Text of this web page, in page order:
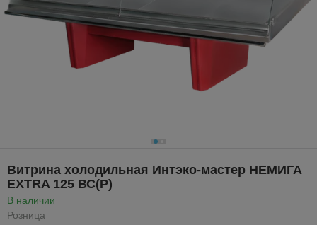
Витрина холодильная Интэко-мастер НЕМИГА
EXTRA 125 ВС(Р)
В наличии
Розница